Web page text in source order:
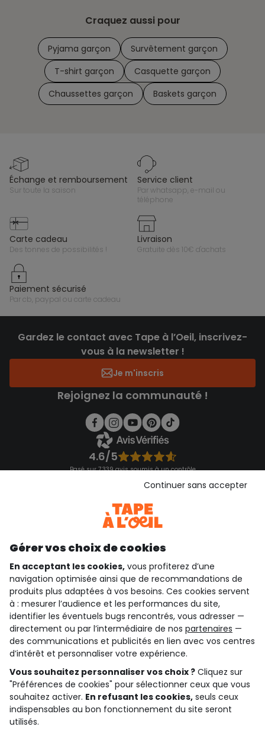
Craquez aussi pour
Pyjama garçon
Survêtement garçon
T-shirt garçon
Casquette garçon
Chaussettes garçon
Baskets garçon
échange et remboursement
sur toute la saison
service client
par whatsapp, e-mail ou
téléphone
carte cadeau
des tonnes de possibilités !
livraison
gratuite dès 10€ d'achats
paiement sécurisé
par cb, paypal ou carte cadeau
Gardez le contact avec Tape à l’Oeil, inscrivez-
vous à la newsletter !
Je m'inscris
Rejoignez la communauté !
4.6/5
Basé sur 7 339 avis soumis à un contrôle
Consulter les CGU
qui sommes-nous ?
besoin d'aide ?
le club fidélité
notre catalogue
Conditions générales de ventes et d'utilisation
Conditions d’utilisation des réseaux sociaux
Politique de confidentialité
Gérer vos choix de cookies
En acceptant les cookies, vous profiterez d’une
navigation optimisée ainsi que de recommandations de
produits plus adaptées à vos besoins. Ces cookies servent
à : mesurer l’audience et les performances du site,
identifier les éventuels bugs rencontrés, vous adresser —
directement ou par l’intermédiaire de nos partenaires —
des communications et publicités en lien avec vos centres
d’intérêt et personnaliser votre expérience.
Vous souhaitez personnaliser vos choix ? Cliquez sur
"Préférences de cookies" pour sélectionner ceux que vous
souhaitez activer. En refusant les cookies, seuls ceux
indispensables au bon fonctionnement du site seront
utilisés.
Continuer sans accepter